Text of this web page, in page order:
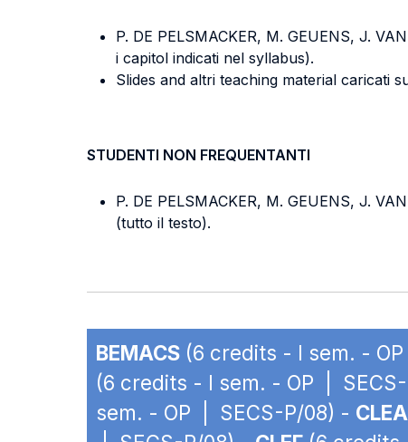
P. DE PELSMACKER, M. GEUENS, J.
i capitol indicati nel syllabus).
Slides and altri teaching material caricati
STUDENTI NON FREQUENTANTI
P. DE PELSMACKER, M. GEUENS, J.
(tutto il testo).
BEMACS (6 credits - I sem. -
(6 credits - I sem. - OP |
sem. - OP | SECS-P/08) -